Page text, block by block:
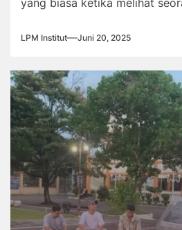
LPM Institut Juni 20, 2025